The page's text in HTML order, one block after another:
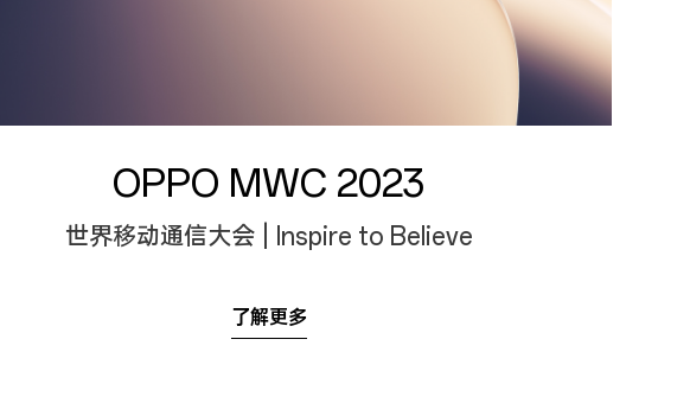
OPPO MWC 2023
世界移动通信大会 | Inspire to Believe
了解更多